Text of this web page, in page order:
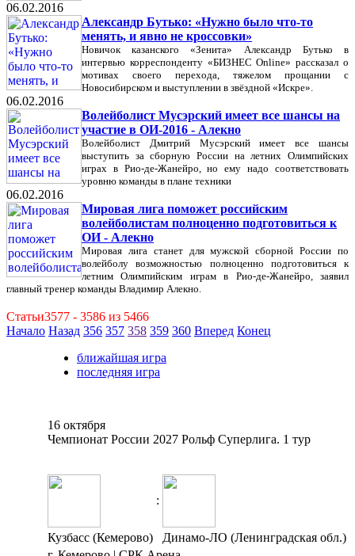
06.02.2016
Александр Бутько: «Нужно было что-то
менять, и явно не кроссовки»
Новичок казанского «Зенита» Александр Бутько в
интервью корреспонденту «БИЗНЕС Online» рассказал о
мотивах своего перехода, тяжелом прощании с
Новосибирском и выступлении в звёздной «Искре».
06.02.2016
Волейболист Мусэрский имеет все шансы на
участие в ОИ-2016 - Алекно
Волейболист Дмитрий Мусэрский имеет все шансы
выступить за сборную России на летних Олимпийских
играх в Рио-де-Жанейро, но ему надо соответствовать
уровню команды в плане техники
06.02.2016
Мировая лига поможет российским
волейболистам полноценно подготовиться к
ОИ - Алекно
Мировая лига станет для мужской сборной России по
волейболу возможностью полноценно подготовиться к
летним Олимпийским играм в Рио-де-Жанейро, заявил
главный тренер команды Владимир Алекно.
Статьи3577 - 3586 из 5466
Начало Назад 356 357 358 359 360 Вперед Конец
ближайшая игра
последняя игра
16 октября
Чемпионат России 2027 Рольф Суперлига. 1 тур
:
Кузбасс (Кемерово)
Динамо-ЛО (Ленинградская обл.)